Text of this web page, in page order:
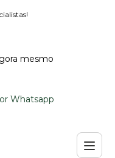
mesmo
Whatsapp